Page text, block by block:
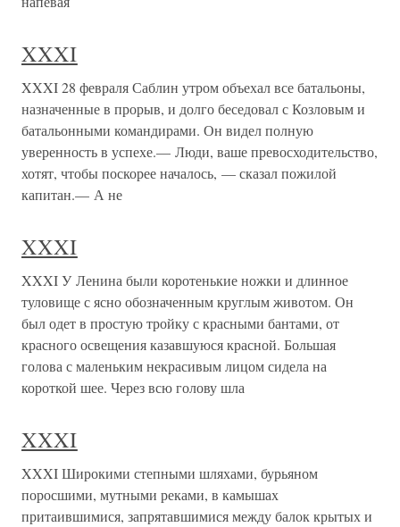
XXXI
XXXI 28 февраля Саблин утром объехал все батальоны,
назначенные в прорыв, и долго беседовал с Козловым и
батальонными командирами. Он видел полную
уверенность в успехе.— Люди, ваше превосходительство,
хотят, чтобы поскорее началось, — сказал пожилой
капитан.— А не
XXXI
XXXI У Ленина были коротенькие ножки и длинное
туловище с ясно обозначенным круглым животом. Он
был одет в простую тройку с красными бантами, от
красного освещения казавшуюся красной. Большая
голова с маленьким некрасивым лицом сидела на
короткой шее. Через всю голову шла
XXXI
XXXI Широкими степными шляхами, бурьяном
поросшими, мутными реками, в камышах
притаившимися, запрятавшимися между балок крытых и